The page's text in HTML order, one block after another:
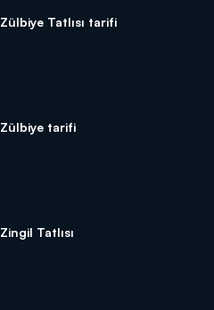
Zülbiye Tatlısı tarifi
Zülbiye tarifi
Zingil Tatlısı